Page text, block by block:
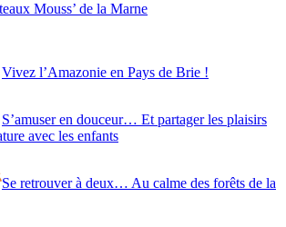
Mouss’ de la Marne
Vivez l’Amazonie en Pays de Brie !
S’amuser en douceur… Et partager les plaisirs
avec les enfants
Se retrouver à deux… Au calme des forêts de la